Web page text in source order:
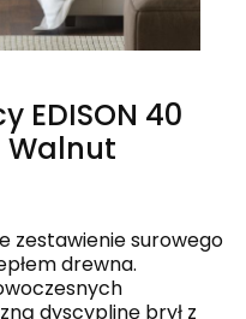
EDISON 40
Walnut
zestawienie surowego
drewna.
dyscyplinę brył z